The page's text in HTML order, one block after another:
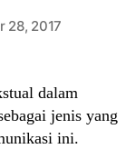
28, 2017
dalam
jenis yang
ini.